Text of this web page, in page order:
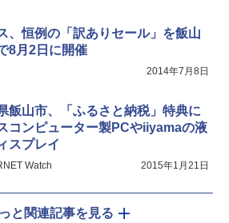
、恒例の「訳ありセール」を飯山
8月2日に開催
2014年7月8日
飯山市、「ふるさと納税」特典に
コンピューター製PCやiiyamaの液
スプレイ
Watch 2015年1月21日
と関連記事を見る